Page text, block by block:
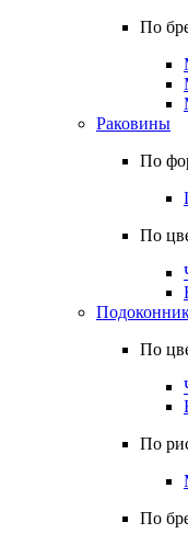
По
Раковины
По
По
По
По
По